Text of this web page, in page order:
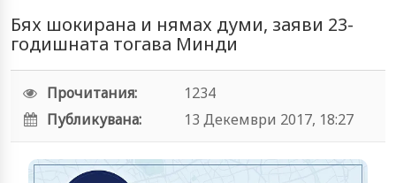
Бях шокирана и нямах думи, заяви 23-
годишната тогава Минди
Прочитания:
1234
Публикувана:
13 Декември 2017, 18:27